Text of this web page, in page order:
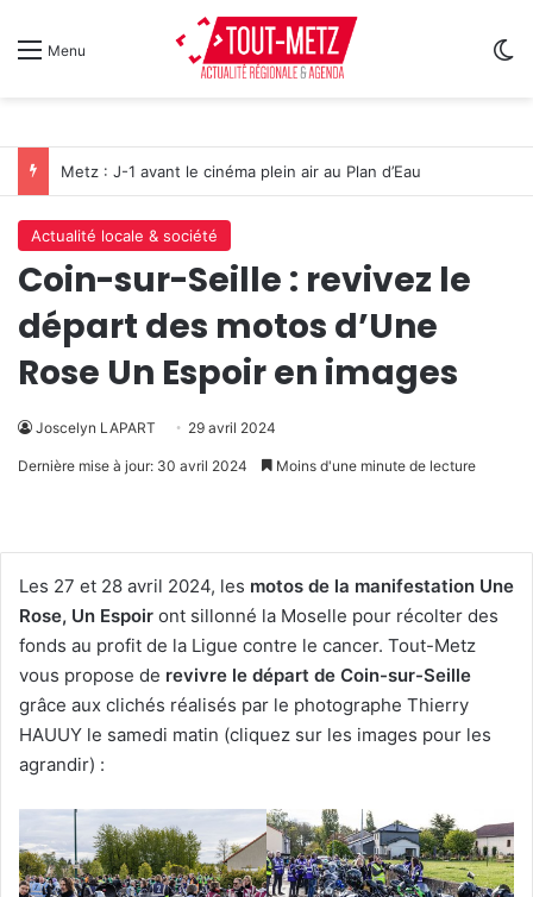
Menu
Metz : J-1 avant le cinéma plein air au Plan d’Eau
Actualité locale & société
Coin-sur-Seille : revivez le
départ des motos d’Une
Rose Un Espoir en images
Joscelyn LAPART 29 avril 2024
Dernière mise à jour: 30 avril 2024 Moins d'une minute de lecture
Les 27 et 28 avril 2024, les motos de la manifestation Une
Rose, Un Espoir ont sillonné la Moselle pour récolter des
fonds au profit de la Ligue contre le cancer. Tout-Metz
vous propose de revivre le départ de Coin-sur-Seille
grâce aux clichés réalisés par le photographe Thierry
HAUUY le samedi matin (cliquez sur les images pour les
agrandir) :